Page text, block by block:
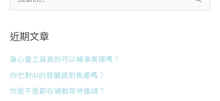
鍵
字
:
近期文章
身心靈工具真的可以補事業運嗎？
你也對AI的發展感到焦慮嗎？
你是不是都在被動等待邀請？